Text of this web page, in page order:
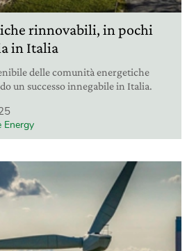
rinnovabili, in pochi
in Italia
delle comunità energetiche
un successo innegabile in Italia.
Energy